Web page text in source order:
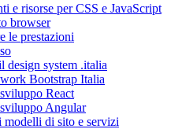
e risorse per CSS e JavaScript
browser
le prestazioni
design system .italia
Bootstrap Italia
React
Angular
di sito e servizi